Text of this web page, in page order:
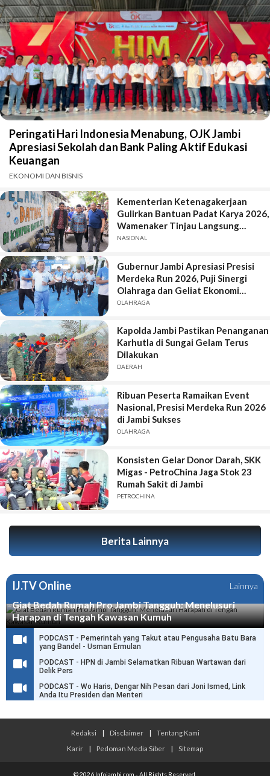
Peringati Hari Indonesia Menabung, OJK Jambi
Apresiasi Sekolah dan Bank Paling Aktif Edukasi
Keuangan
EKONOMI DAN BISNIS
Kementerian Ketenagakerjaan
Gulirkan Bantuan Padat Karya 2026,
Wamenaker Tinjau Langsung
Pekerjaan di Kota Jambi
NASIONAL
Gubernur Jambi Apresiasi Presisi
Merdeka Run 2026, Puji Sinergi
Olahraga dan Geliat Ekonomi
Daerah
OLAHRAGA
Kapolda Jambi Pastikan Penanganan
Karhutla di Sungai Gelam Terus
Dilakukan
DAERAH
Ribuan Peserta Ramaikan Event
Nasional, Presisi Merdeka Run 2026
di Jambi Sukses
OLAHRAGA
Konsisten Gelar Donor Darah, SKK
Migas - PetroChina Jaga Stok 23
Rumah Sakit di Jambi
PETROCHINA
Berita Lainnya
IJ.TV Online Lainnya
Giat Bedah Rumah Pro Jambi Tangguh: Menelusuri
Harapan di Tengah Kawasan Kumuh
PODCAST - Pemerintah yang Takut atau Pengusaha Batu Bara
yang Bandel - Usman Ermulan
PODCAST - HPN di Jambi Selamatkan Ribuan Wartawan dari
Delik Pers
PODCAST - Wo Haris, Dengar Nih Pesan dari Joni Ismed, Link
Anda Itu Presiden dan Menteri
Redaksi | Disclaimer |
Tentang Kami
Karir
| Pedoman Media Siber | Sitemap
© 2026 Infojambi.com - All Rights Reserved.